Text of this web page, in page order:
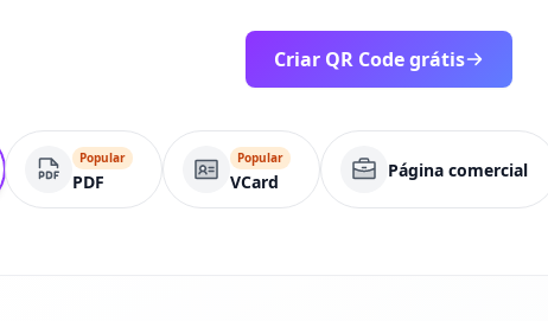
Criar QR Code grátis
Popular
PDF
Popular
VCard
Página comercial